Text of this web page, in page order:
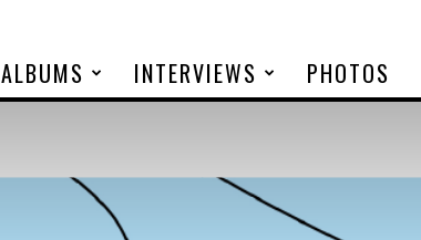
ALBUMS INTERVIEWS PHOTOS